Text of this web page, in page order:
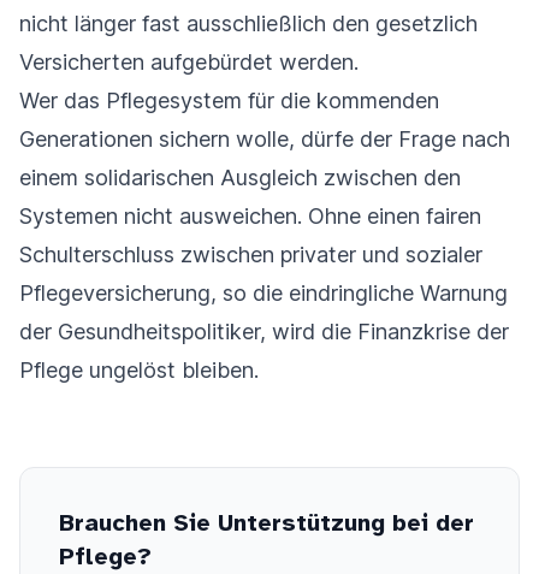
nicht länger fast ausschließlich den gesetzlich
Versicherten aufgebürdet werden.
Wer das Pflegesystem für die kommenden
Generationen sichern wolle, dürfe der Frage nach
einem solidarischen Ausgleich zwischen den
Systemen nicht ausweichen. Ohne einen fairen
Schulterschluss zwischen privater und sozialer
Pflegeversicherung, so die eindringliche Warnung
der Gesundheitspolitiker, wird die Finanzkrise der
Pflege ungelöst bleiben.
Brauchen Sie Unterstützung bei der
Pflege?